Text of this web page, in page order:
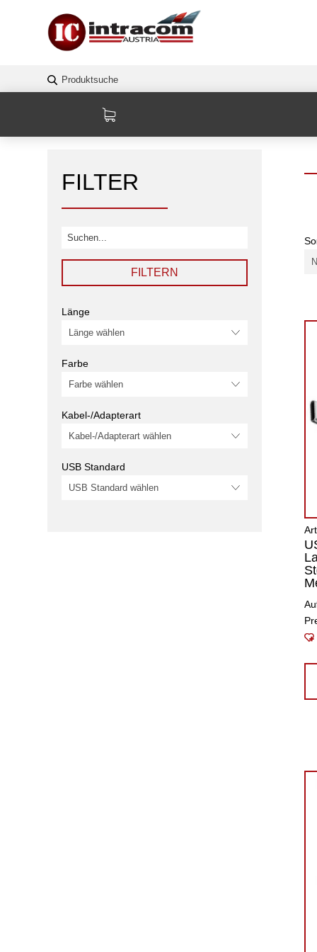
FILTER
FILTERN
Länge
Farbe
Kabel-/Adapterart
USB Standard